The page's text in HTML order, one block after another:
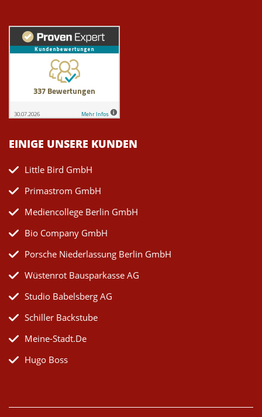
EINIGE UNSERE KUNDEN
Little Bird GmbH
Primastrom GmbH
Mediencollege Berlin GmbH
Bio Company GmbH
Porsche Niederlassung Berlin GmbH
Wüstenrot Bausparkasse AG
Studio Babelsberg AG
Schiller Backstube
Meine-Stadt.de
Hugo Boss